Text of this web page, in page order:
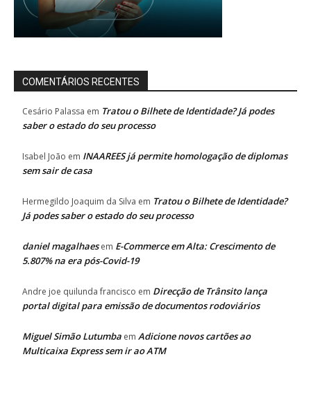
COMENTÁRIOS RECENTES
Cesário Palassa em Tratou o Bilhete de Identidade? Já podes
saber o estado do seu processo
Isabel João em INAAREES já permite homologação de diplomas
sem sair de casa
Hermegildo Joaquim da Silva em Tratou o Bilhete de Identidade?
Já podes saber o estado do seu processo
daniel magalhaesem E-Commerce em Alta: Crescimento de
5.807% na era pós-Covid-19
Andre joe quilunda francisco em Direcção de Trânsito lança
portal digital para emissão de documentos rodoviários
Miguel Simão Lutumba em Adicione novos cartões ao
Multicaixa Express sem ir ao ATM